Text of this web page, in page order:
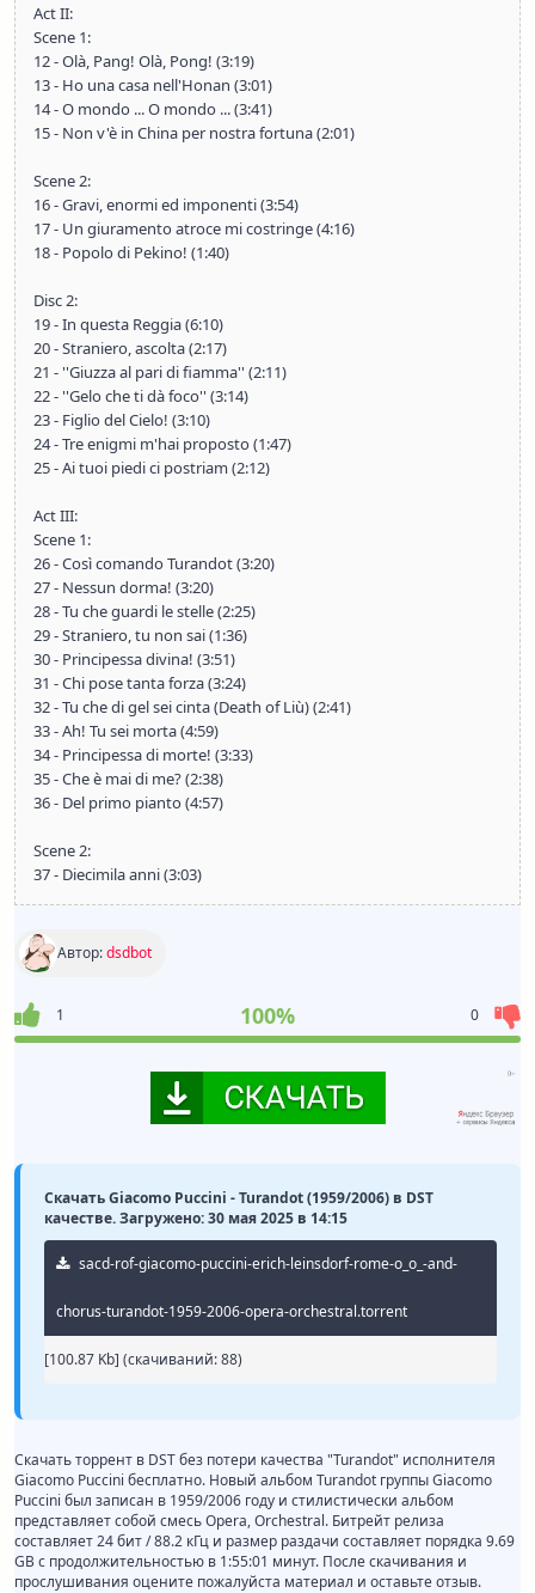
Act II:
Scene 1:
12 - Olà, Pang! Olà, Pong! (3:19)
13 - Ho una casa nell'Honan (3:01)
14 - O mondo ... O mondo ... (3:41)
15 - Non v'è in China per nostra fortuna (2:01)
Scene 2:
16 - Gravi, enormi ed imponenti (3:54)
17 - Un giuramento atroce mi costringe (4:16)
18 - Popolo di Pekino! (1:40)
Disc 2:
19 - In questa Reggia (6:10)
20 - Straniero, ascolta (2:17)
21 - ''Giuzza al pari di fiamma'' (2:11)
22 - ''Gelo che ti dà foco'' (3:14)
23 - Figlio del Cielo! (3:10)
24 - Tre enigmi m'hai proposto (1:47)
25 - Ai tuoi piedi ci postriam (2:12)
Act III:
Scene 1:
26 - Così comando Turandot (3:20)
27 - Nessun dorma! (3:20)
28 - Tu che guardi le stelle (2:25)
29 - Straniero, tu non sai (1:36)
30 - Principessa divina! (3:51)
31 - Chi pose tanta forza (3:24)
32 - Tu che di gel sei cinta (Death of Liù) (2:41)
33 - Ah! Tu sei morta (4:59)
34 - Principessa di morte! (3:33)
35 - Che è mai di me? (2:38)
36 - Del primo pianto (4:57)
Scene 2:
37 - Diecimila anni (3:03)
Автор:dsdbot
1 100% 0
Скачать Giacomo Puccini - Turandot (1959/2006) в DST
качестве. Загружено: 30 мая 2025 в 14:15
sacd-rof-giacomo-puccini-erich-leinsdorf-rome-o_o_-and-
chorus-turandot-1959-2006-opera-orchestral.torrent
[100.87 Kb] (cкачиваний: 88)
Скачать торрент в DST без потери качества "Turandot" исполнителя
Giacomo Puccini бесплатно. Новый альбом Turandot группы Giacomo
Puccini был записан в 1959/2006 году и стилистически альбом
представляет собой смесь Opera, Orchestral. Битрейт релиза
составляет 24 бит / 88.2 кГц и размер раздачи составляет порядка 9.69
GB с продолжительностью в 1:55:01 минут. После скачивания и
прослушивания оцените пожалуйста материал и оставьте отзыв.